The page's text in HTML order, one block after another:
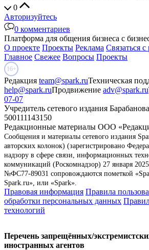
0
Авторизуйтесь
0 комментариев
Платформа для общения бизнеса с
О проекте Проекты Реклама Связаться
Главное Свежее Вопросы Проекты
16+
Редакция team@spark.ruТехническая
help@spark.ruПродвижение adv@spark.ru
07-07
Учредитель сетевого издания
500111143150
Редакционные материалы ООО
Сообщения и материалы сетевого издания
авторских колонок) (зарегистрировано
надзору в сфере связи, информационных
коммуникаций (Роскомнадзор) 27 января
№ФС77-89031 сопровождаются пометкой
Spark.ru», или «Spark».
Правовая информация Правила
обработки персональных данных
технологий
Перечень запрещённых/
иностранных агентов